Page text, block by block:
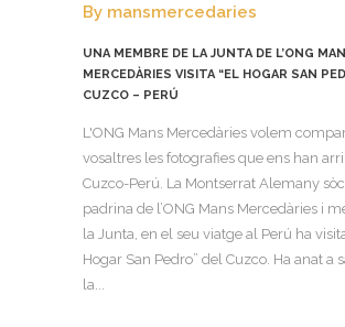
By mansmercedaries
UNA MEMBRE DE LA JUNTA DE L’ONG
MERCEDÀRIES VISITA “EL HOGAR SAN
CUZCO – PERÚ
L'ONG Mans Mercedàries volem
vosaltres les fotografies que ens han
Cuzco-Perú. La Montserrat Alemany
padrina de l’ONG Mans Mercedàries i
la Junta, en el seu viatge al Perú ha
Hogar San Pedro” del Cuzco. Ha anat a
la...